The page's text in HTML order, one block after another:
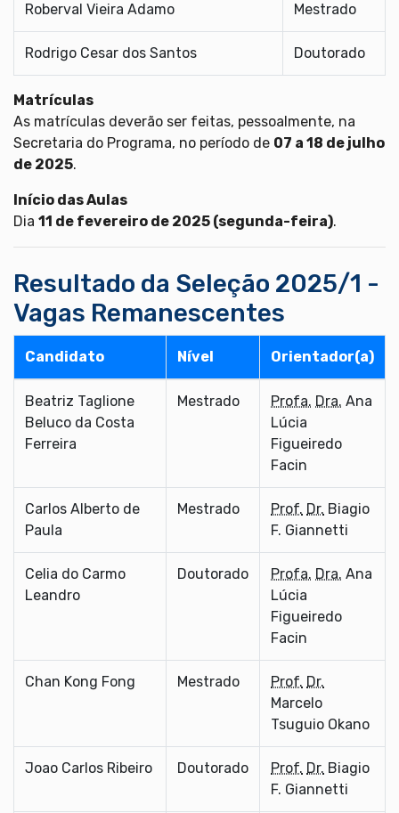
Roberval Vieira Adamo Mestrado
Rodrigo Cesar dos Santos Doutorado
Matrículas
As matrículas deverão ser feitas, pessoalmente, na
Secretaria do Programa, no período de 07 a 18 de julho
de 2025.
Início das Aulas
Dia 11 de fevereiro de 2025 (segunda-feira).
Resultado da Seleção 2025/1 -
Vagas Remanescentes
Candidato Nível Orientador(a)
Beatriz Taglione
Beluco da Costa
Ferreira
Mestrado Profa. Dra. Ana
Lúcia
Figueiredo
Facin
Carlos Alberto de
Paula
Mestrado Prof. Dr. Biagio
F. Giannetti
Celia do Carmo
Leandro
Doutorado Profa. Dra. Ana
Lúcia
Figueiredo
Facin
Chan Kong Fong Mestrado Prof. Dr.
Marcelo
Tsuguio Okano
Joao Carlos Ribeiro Doutorado Prof. Dr. Biagio
F. Giannetti